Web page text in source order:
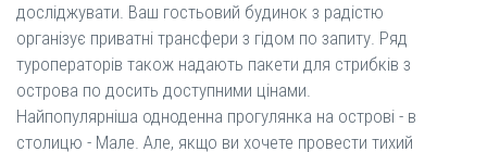
досліджувати. Ваш гостьовий будинок з радістю
організує приватні трансфери з гідом по запиту. Ряд
туроператорів також надають пакети для стрибків з
острова по досить доступними цінами.
Найпопулярніша одноденна прогулянка на острові - в
столицю - Мале. Але, якщо ви хочете провести тихий